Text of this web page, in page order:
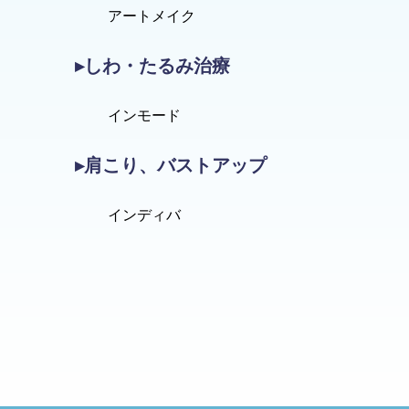
アートメイク
▸しわ・たるみ治療
インモード
▸肩こり、バストアップ
インディバ